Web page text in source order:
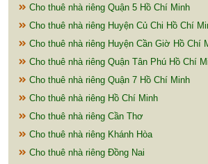
Cho thuê nhà riêng Quận 5 Hồ Chí Minh
Cho thuê nhà riêng Huyện Củ Chi Hồ Chí
Cho thuê nhà riêng Huyện Cần Giờ Hồ Chí
Cho thuê nhà riêng Quận Tân Phú Hồ Chí
Cho thuê nhà riêng Quận 7 Hồ Chí Minh
Cho thuê nhà riêng Hồ Chí Minh
Cho thuê nhà riêng Cần Thơ
Cho thuê nhà riêng Khánh Hòa
Cho thuê nhà riêng Đồng Nai